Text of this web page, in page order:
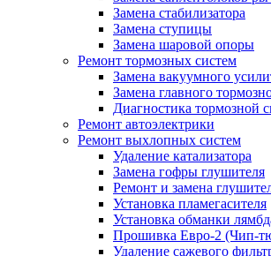
Замена стабилизатора
Замена ступицы
Замена шаровой опоры
Ремонт тормозных систем
Замена вакуумного
Замена главного
Диагностика тормозной
Ремонт автоэлектрики
Ремонт выхлопных систем
Удаление катализатора
Замена гофры глушителя
Ремонт и замена
Установка пламегасителя
Установка обманки
Прошивка Евро-2 (Чип-
Удаление сажевого